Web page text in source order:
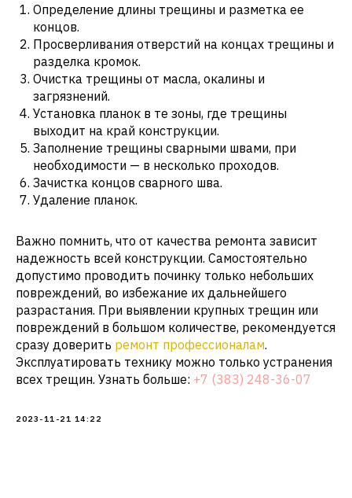
Определение длины трещины и разметка ее
концов.
Просверливания отверстий на концах трещины и
разделка кромок.
Очистка трещины от масла, окалины и
загрязнений.
Установка планок в те зоны, где трещины
выходит на край конструкции.
Заполнение трещины сварными швами, при
необходимости — в несколько проходов.
Зачистка концов сварного шва.
Удаление планок.
Важно помнить, что от качества ремонта зависит
надежность всей конструкции. Самостоятельно
допустимо проводить починку только небольших
повреждений, во избежание их дальнейшего
разрастания. При выявлении крупных трещин или
повреждений в большом количестве, рекомендуется
сразу доверить ремонт профессионалам.
Эксплуатировать технику можно только устранения
всех трещин. Узнать больше: +7 (383) 248-36-07
2023-11-21 14:22